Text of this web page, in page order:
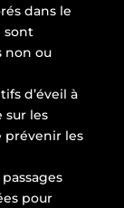
dans le
sont
non ou
d’éveil à
sur les
prévenir les
pour